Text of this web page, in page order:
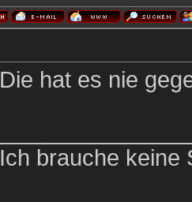
Die hat es nie
Ich brauche keine